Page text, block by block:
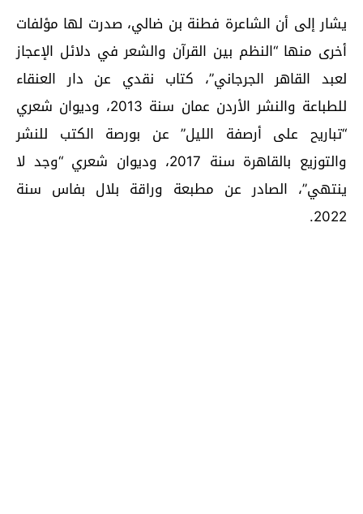
يشار إلى أن الشاعرة فطنة بن ضالي، صدرت لها مؤلفات
أخرى منها “النظم بين القرآن والشعر في دلائل الإعجاز
لعبد القاهر الجرجاني”، كتاب نقدي عن دار العنقاء
للطباعة والنشر الأردن عمان سنة 2013، وديوان شعري
“تباريح على أرصفة الليل” عن بورصة الكتب للنشر
والتوزيع بالقاهرة سنة 2017، وديوان شعري “وجد لا
ينتهي”، الصادر عن مطبعة وراقة بلال بفاس سنة
2022.